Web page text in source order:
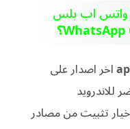
واتس اب بلس
WhatsApp؟
اخر اصدار على
للاندرويد
تثبيت من مصادر